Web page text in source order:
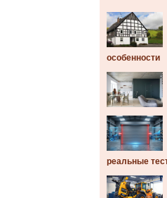
особенности
реальные